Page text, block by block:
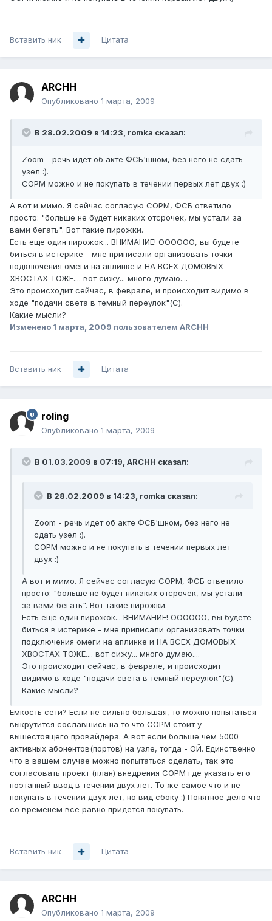
Вставить ник Цитата
ARCHH
Опубликовано 1 марта, 2009
В 28.02.2009 в 14:23, romka сказал:
Zoom - речь идет об акте ФСБ'шном, без него не сдать
узел :).
СОРМ можно и не покупать в течении первых лет двух :)
А вот и мимо. Я сейчас согласую СОРМ, ФСБ ответило
просто: "больше не будет никаких отсрочек, мы устали за
вами бегать". Вот такие пирожки.
Есть еще один пирожок... ВНИМАНИЕ! ОООООО, вы будете
биться в истерике - мне приписали организовать точки
подключения омеги на аплинке и НА ВСЕХ ДОМОВЫХ
ХВОСТАХ ТОЖЕ.... вот сижу... много думаю....
Это происходит сейчас, в феврале, и происходит видимо в
ходе "подачи света в темный переулок"(С).
Какие мысли?
Изменено 1 марта, 2009 пользователем ARCHH
Вставить ник Цитата
roling
Опубликовано 1 марта, 2009
В 01.03.2009 в 07:19, ARCHH сказал:
В 28.02.2009 в 14:23, romka сказал:
Zoom - речь идет об акте ФСБ'шном, без него не
сдать узел :).
СОРМ можно и не покупать в течении первых лет
двух :)
А вот и мимо. Я сейчас согласую СОРМ, ФСБ ответило
просто: "больше не будет никаких отсрочек, мы устали
за вами бегать". Вот такие пирожки.
Есть еще один пирожок... ВНИМАНИЕ! ОООООО, вы будете
биться в истерике - мне приписали организовать точки
подключения омеги на аплинке и НА ВСЕХ ДОМОВЫХ
ХВОСТАХ ТОЖЕ.... вот сижу... много думаю....
Это происходит сейчас, в феврале, и происходит
видимо в ходе "подачи света в темный переулок"(С).
Какие мысли?
Емкость сети? Если не сильно большая, то можно попытаться
выкрутится сославшись на то что СОРМ стоит у
вышестоящего провайдера. А вот если больше чем 5000
активных абонентов(портов) на узле, тогда - ОЙ. Единственно
что в вашем случае можно попытаться сделать, так это
согласовать проект (план) внедрения СОРМ где указать его
поэтапный ввод в течении двух лет. То же самое что и не
покупать в течении двух лет, но вид сбоку :) Понятное дело что
со временем все равно придется покупать.
Вставить ник Цитата
ARCHH
Опубликовано 1 марта, 2009